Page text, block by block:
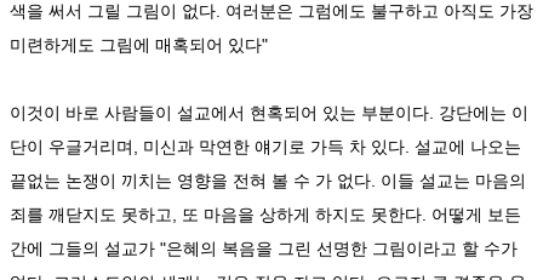
색을 써서 그릴 그림이 없다. 여러분은 그럼에도 불구하고 아직도 가장
미련하게도 그림에 매혹되어 있다"
이것이 바로 사람들이 설교에서 현혹되어 있는 부분이다. 강단에는 이
단이 우글거리며, 미신과 막연한 얘기로 가득 차 있다. 설교에 나오는
끝없는 논쟁이 끼치는 영향을 전혀 볼 수 가 없다. 이들 설교는 마음의
죄를 깨닫지도 못하고, 또 마음을 상하게 하지도 못한다. 어떻게 보든
간에 그들의 설교가 "은혜의 복음을 그린 선명한 그림이라고 할 수가